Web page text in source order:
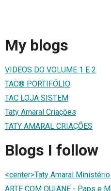
My blogs
VIDEOS DO VOLUME 1 E 2
TAC® PORTIFÓLIO
TAC LOJA SISTEM
Taty Amaral Criações
TATY AMARAL CRIAÇÕES
Blogs I follow
<center>Taty Amaral
ARTE COM QUIANE - Paps e